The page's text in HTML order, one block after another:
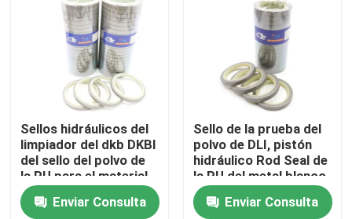
Sobre nosotros
Viaje de la fábrica
Control de calidad
Éntrenos en contacto con
Sellos hidráulicos del
limpiador del dkb DKBI
del sello del polvo de
la PU para el material
de construcción
Enviar Consulta
Sello de la prueba del
polvo de DLI, pistón
hidráulico Rod Seal de
la PU del metal blanco
Enviar Consulta